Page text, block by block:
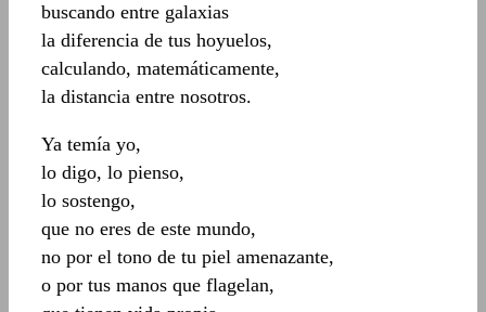
buscando entre galaxias
la diferencia de tus hoyuelos,
calculando, matemáticamente,
la distancia entre nosotros.
Ya temía yo,
lo digo, lo pienso,
lo sostengo,
que no eres de este mundo,
no por el tono de tu piel amenazante,
o por tus manos que flagelan,